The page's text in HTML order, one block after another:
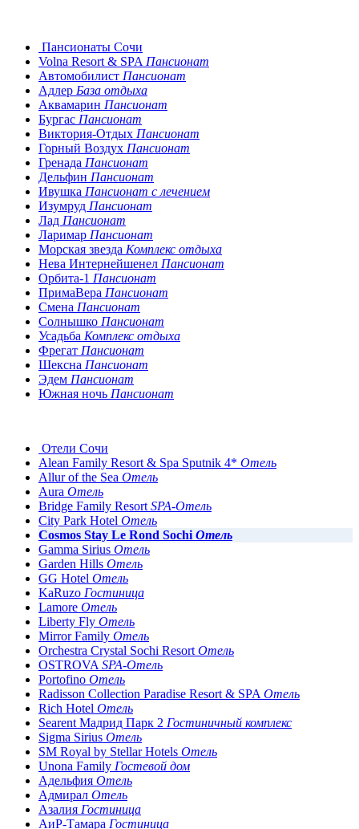
Пансионаты Сочи
Volna Resort & SPA Пансионат
Автомобилист Пансионат
Адлер База отдыха
Аквамарин Пансионат
Бургас Пансионат
Виктория-Отдых Пансионат
Горный Воздух Пансионат
Гренада Пансионат
Дельфин Пансионат
Ивушка Пансионат с лечением
Изумруд Пансионат
Лад Пансионат
Ларимар Пансионат
Морская звезда Комплекс отдыха
Нева Интернейшенел Пансионат
Орбита-1 Пансионат
ПримаВера Пансионат
Смена Пансионат
Солнышко Пансионат
Усадьба Комплекс отдыха
Фрегат Пансионат
Шексна Пансионат
Эдем Пансионат
Южная ночь Пансионат
Отели Сочи
Alean Family Resort & Spa Sputnik 4* Отель
Allur of the Sea Отель
Aura Отель
Bridge Family Resort SPA-Отель
City Park Hotel Отель
Cosmos Stay Le Rond Sochi Отель
Gamma Sirius Отель
Garden Hills Отель
GG Hotel Отель
KaRuzo Гостиница
Lamore Отель
Liberty Fly Отель
Mirror Family Отель
Orchestra Crystal Sochi Resort Отель
OSTROVA SPA-Отель
Portofino Отель
Radisson Collection Paradise Resort & SPA Отель
Rich Hotel Отель
Searent Мадрид Парк 2 Гостиничный комплекс
Sigma Sirius Отель
SM Royal by Stellar Hotels Отель
Unona Family Гостевой дом
Адельфия Отель
Адмирал Отель
Азалия Гостиница
АиР-Тамара Гостиница